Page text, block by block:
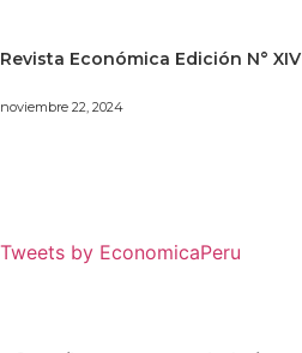
Revista Económica Edición N° XIV
noviembre 22, 2024
Tweets by EconomicaPeru